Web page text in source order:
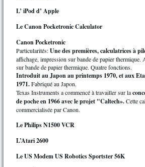
L’ iPod d’ Apple
Le Canon Pocketronic Calculator
Canon Pocketronic
Particularités:Une des premières, calculatrices à
affichage, impression sur bande de papier thermique.
sur bande de papier thermique. Quatre fonctions.
Introduit au Japon au printemps 1970, et aux
1971.Fabriqué au Japon.
Texas Instruments a commencé à travailler sur la
de poche en 1966 avec le projet "Caltech».Cette
commercialisée par Canon.
Le Philips N1500 VCR
L’Atari 2600
Le US Modem US Robotics Sportster 56K